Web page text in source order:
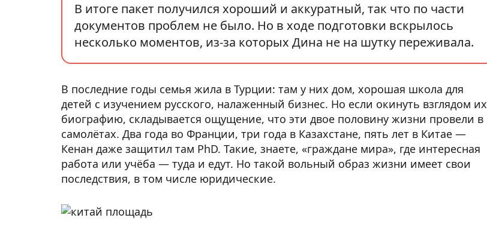
В итоге пакет получился хороший и аккуратный, так что по части
документов проблем не было. Но в ходе подготовки вскрылось
несколько моментов, из-за которых Дина не на шутку переживала.
В последние годы семья жила в Турции: там у них дом, хорошая школа для
детей с изучением русского, налаженный бизнес. Но если окинуть взглядом их
биографию, складывается ощущение, что эти двое половину жизни провели в
самолётах. Два года во Франции, три года в Казахстане, пять лет в Китае —
Кенан даже защитил там PhD. Такие, знаете, «граждане мира», где интересная
работа или учёба — туда и едут. Но такой вольный образ жизни имеет свои
последствия, в том числе юридические.